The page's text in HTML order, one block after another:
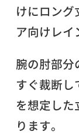
けにロン
ア向けレイ
腕の肘部分
すぐ裁断し
を想定し
ります。